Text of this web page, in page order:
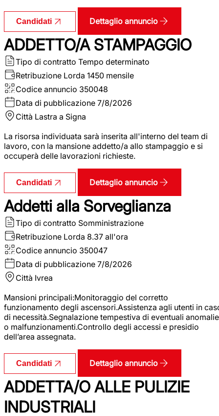
Candidati Dettaglio annuncio
ADDETTO/A STAMPAGGIO
Tipo di contratto Tempo determinato
Retribuzione Lorda 1450 mensile
Codice annuncio 350048
Data di pubblicazione 7/8/2026
Città Lastra a Signa
La risorsa individuata sarà inserita all'interno del team di
lavoro, con la mansione addetto/a allo stampaggio e si
occuperà delle lavorazioni richieste.
Candidati Dettaglio annuncio
Addetti alla Sorveglianza
Tipo di contratto Somministrazione
Retribuzione Lorda 8.37 all'ora
Codice annuncio 350047
Data di pubblicazione 7/8/2026
Città Ivrea
Mansioni principali:Monitoraggio del corretto
funzionamento degli ascensori.Assistenza agli utenti in
di necessità.Segnalazione tempestiva di eventuali anomalie
o malfunzionamenti.Controllo degli accessi e presidio
dell’area assegnata.
Candidati Dettaglio annuncio
ADDETTA/O ALLE PULIZIE
INDUSTRIALI